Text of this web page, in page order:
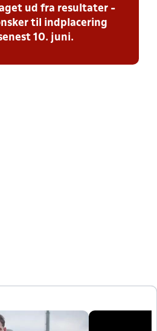
ud fra resultater -
til indplacering
10. juni.